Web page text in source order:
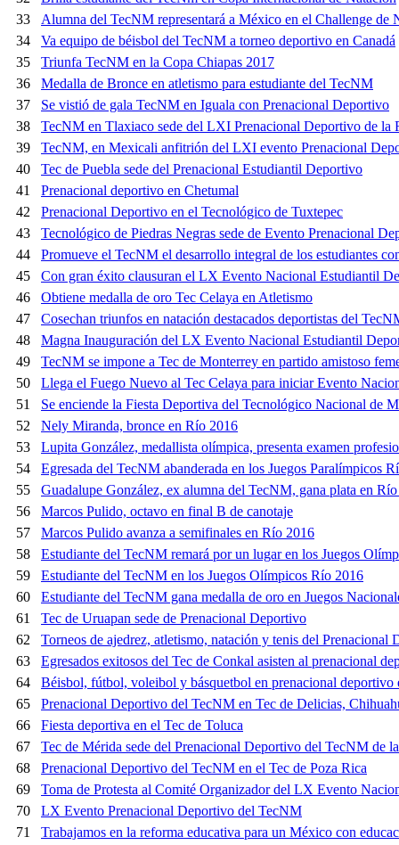
33
Alumna del TecNM representará a México en el Challenge de
34
Va equipo de béisbol del TecNM a torneo deportivo en Canadá
35
Triunfa TecNM en la Copa Chiapas 2017
36
Medalla de Bronce en atletismo para estudiante del TecNM
37
Se vistió de gala TecNM en Iguala con Prenacional Deportivo
38
TecNM en Tlaxiaco sede del LXI Prenacional Deportivo de la
39
TecNM, en Mexicali anfitrión del LXI evento Prenacional
40
Tec de Puebla sede del Prenacional Estudiantil Deportivo
41
Prenacional deportivo en Chetumal
42
Prenacional Deportivo en el Tecnológico de Tuxtepec
43
Tecnológico de Piedras Negras sede de Evento Prenacional
44
Promueve el TecNM el desarrollo integral de los estudiantes
45
Con gran éxito clausuran el LX Evento Nacional Estudiantil
46
Obtiene medalla de oro Tec Celaya en Atletismo
47
Cosechan triunfos en natación destacados deportistas del
48
Magna Inauguración del LX Evento Nacional Estudiantil
49
TecNM se impone a Tec de Monterrey en partido amistoso
50
Llega el Fuego Nuevo al Tec Celaya para iniciar Evento
51
Se enciende la Fiesta Deportiva del Tecnológico Nacional de
52
Nely Miranda, bronce en Río 2016
53
Lupita González, medallista olímpica, presenta examen
54
Egresada del TecNM abanderada en los Juegos Paralímpicos
55
Guadalupe González, ex alumna del TecNM, gana plata en
56
Marcos Pulido, octavo en final B de canotaje
57
Marcos Pulido avanza a semifinales en Río 2016
58
Estudiante del TecNM remará por un lugar en los Juegos
59
Estudiante del TecNM en los Juegos Olímpicos Río 2016
60
Estudiante del TecNM gana medalla de oro en Juegos
61
Tec de Uruapan sede de Prenacional Deportivo
62
Torneos de ajedrez, atletismo, natación y tenis del Prenacional
63
Egresados exitosos del Tec de Conkal asisten al prenacional
64
Béisbol, fútbol, voleibol y básquetbol en prenacional deportivo
65
Prenacional Deportivo del TecNM en Tec de Delicias,
66
Fiesta deportiva en el Tec de Toluca
67
Tec de Mérida sede del Prenacional Deportivo del TecNM de
68
Prenacional Deportivo del TecNM en el Tec de Poza Rica
69
Toma de Protesta al Comité Organizador del LX Evento
70
LX Evento Prenacional Deportivo del TecNM
71
Trabajamos en la reforma educativa para un México con